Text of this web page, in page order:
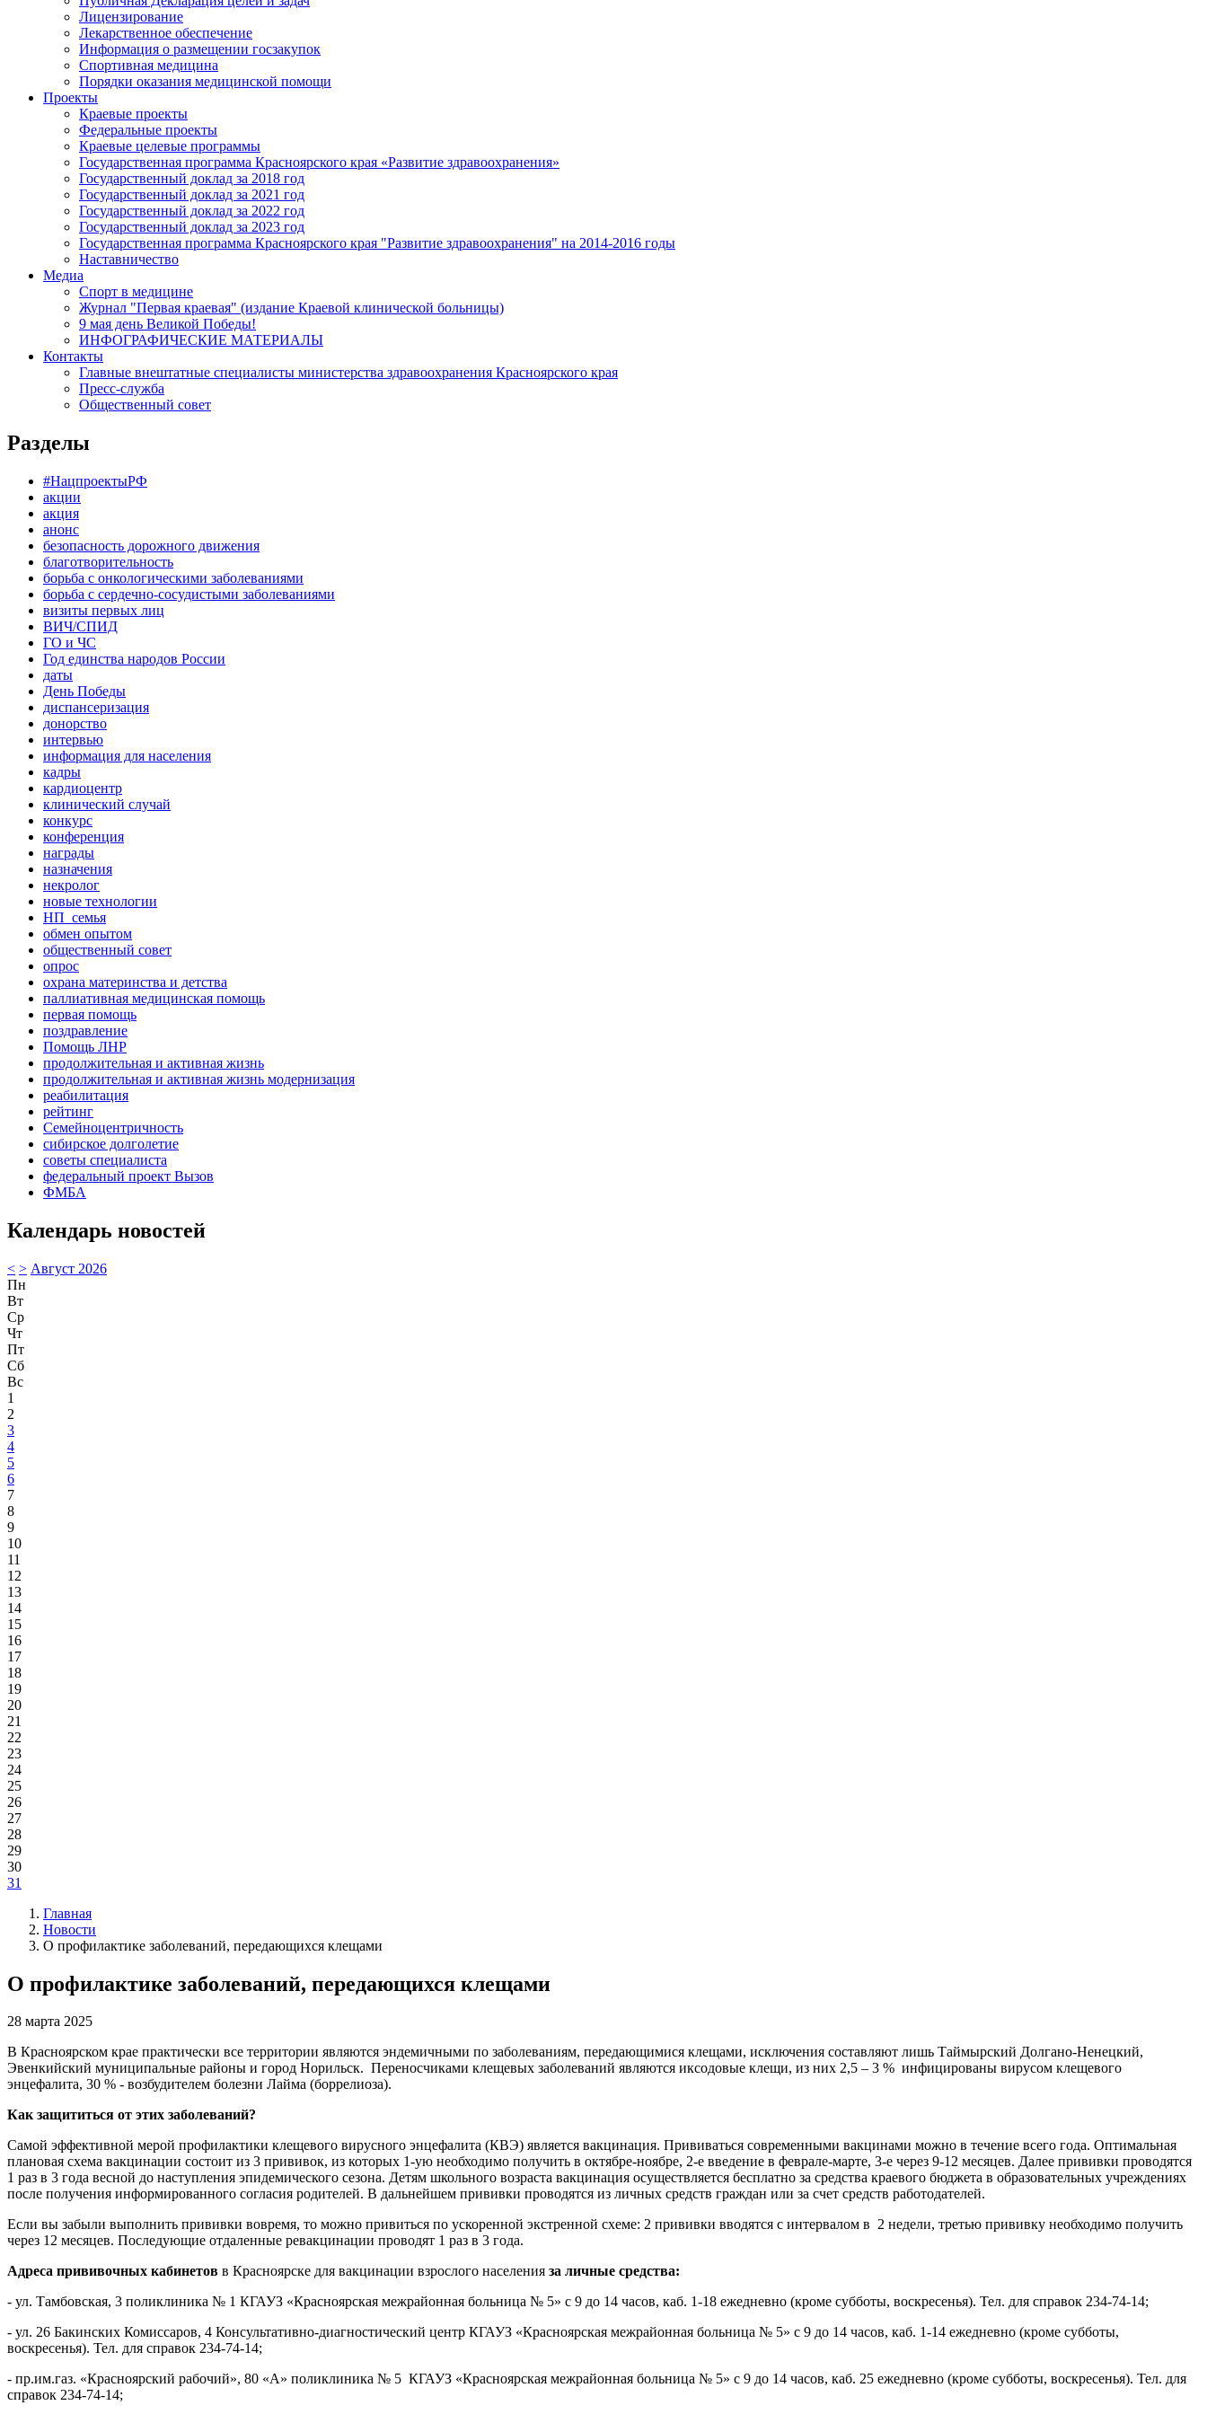
Лицензирование
Лекарственное обеспечение
Информация о размещении госзакупок
Спортивная медицина
Порядки оказания медицинской помощи
Проекты
Краевые проекты
Федеральные проекты
Краевые целевые программы
Государственная программа Красноярского края «Развитие здравоохранения»
Государственный доклад за 2018 год
Государственный доклад за 2021 год
Государственный доклад за 2022 год
Государственный доклад за 2023 год
Государственная программа Красноярского края "Развитие здравоохранения" на 2014-2016 годы
Наставничество
Медиа
Спорт в медицине
Журнал "Первая краевая" (издание Краевой клинической больницы)
9 мая день Великой Победы!
ИНФОГРАФИЧЕСКИЕ МАТЕРИАЛЫ
Контакты
Главные внештатные специалисты министерства здравоохранения Красноярского края
Пресс-служба
Общественный совет
Разделы
#НацпроектыРФ
акции
акция
анонс
безопасность дорожного движения
благотворительность
борьба с онкологическими заболеваниями
борьба с сердечно-сосудистыми заболеваниями
визиты первых лиц
ВИЧ/СПИД
ГО и ЧС
Год единства народов России
даты
День Победы
диспансеризация
донорство
интервью
информация для населения
кадры
кардиоцентр
клинический случай
конкурс
конференция
награды
назначения
некролог
новые технологии
НП_семья
обмен опытом
общественный совет
опрос
охрана материнства и детства
паллиативная медицинская помощь
первая помощь
поздравление
Помощь ЛНР
продолжительная и активная жизнь
продолжительная и активная жизнь модернизация
реабилитация
рейтинг
Семейноцентричность
сибирское долголетие
советы специалиста
федеральный проект Вызов
ФМБА
Календарь новостей
< > Август 2026
Пн
Вт
Ср
Чт
Пт
Сб
Вс
1
2
3
4
5
6
7
8
9
10
11
12
13
14
15
16
17
18
19
20
21
22
23
24
25
26
27
28
29
30
31
Главная
Новости
О профилактике заболеваний, передающихся клещами
О профилактике заболеваний, передающихся клещами
28 марта 2025
В Красноярском крае практически все территории являются эндемичными по заболеваниям, передающимися клещами, исключения составляют лишь Таймырский Долгано-Ненецкий,
Эвенкийский муниципальные районы и город Норильск. Переносчиками клещевых заболеваний являются иксодовые клещи, из них 2,5 – 3 % инфицированы вирусом клещевого
энцефалита, 30 % - возбудителем болезни Лайма (боррелиоза).
Как защититься от этих заболеваний?
Самой эффективной мерой профилактики клещевого вирусного энцефалита (КВЭ) является вакцинация. Прививаться современными вакцинами можно в течение всего года. Оптимальная
плановая схема вакцинации состоит из 3 прививок, из которых 1-ую необходимо получить в октябре-ноябре, 2-е введение в феврале-марте, 3-е через 9-12 месяцев. Далее прививки проводятся
1 раз в 3 года весной до наступления эпидемического сезона. Детям школьного возраста вакцинация осуществляется бесплатно за средства краевого бюджета в образовательных учреждениях
после получения информированного согласия родителей. В дальнейшем прививки проводятся из личных средств граждан или за счет средств работодателей.
Если вы забыли выполнить прививки вовремя, то можно привиться по ускоренной экстренной схеме: 2 прививки вводятся с интервалом в 2 недели, третью прививку необходимо получить
через 12 месяцев. Последующие отдаленные ревакцинации проводят 1 раз в 3 года.
Адреса прививочных кабинетов в Красноярске для вакцинации взрослого населения за личные средства:
- ул. Тамбовская, 3 поликлиника № 1 КГАУЗ «Красноярская межрайонная больница № 5» с 9 до 14 часов, каб. 1-18 ежедневно (кроме субботы, воскресенья). Тел. для справок 234-74-14;
- ул. 26 Бакинских Комиссаров, 4 Консультативно-диагностический центр КГАУЗ «Красноярская межрайонная больница № 5» с 9 до 14 часов, каб. 1-14 ежедневно (кроме субботы,
воскресенья). Тел. для справок 234-74-14;
- пр.им.газ. «Красноярский рабочий», 80 «А» поликлиника № 5 КГАУЗ «Красноярская межрайонная больница № 5» с 9 до 14 часов, каб. 25 ежедневно (кроме субботы, воскресенья). Тел. для
справок 234-74-14;